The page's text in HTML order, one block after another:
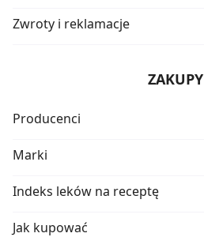
Zwroty i reklamacje
ZAKUPY
Producenci
Marki
Indeks leków na receptę
Jak kupować